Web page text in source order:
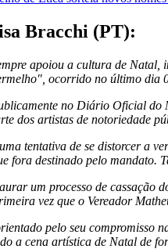
Bracchi (PT):
apoiou a cultura de Natal,
ocorrido no último dia
no Diário Oficial do
dos artistas de notoriedade
tentativa de se distorcer a
fora destinado pelo mandato.
um processo de cassação
vez que o Vereador
pelo seu compromisso
a cena artística de Natal de